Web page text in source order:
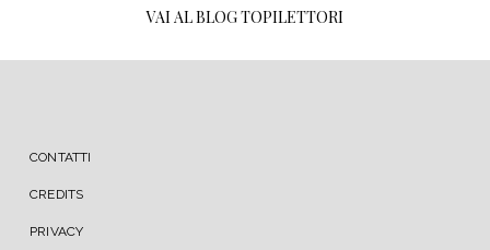
VAI AL BLOG TOPILETTORI
MENU FOOTER
CONTATTI
CREDITS
PRIVACY